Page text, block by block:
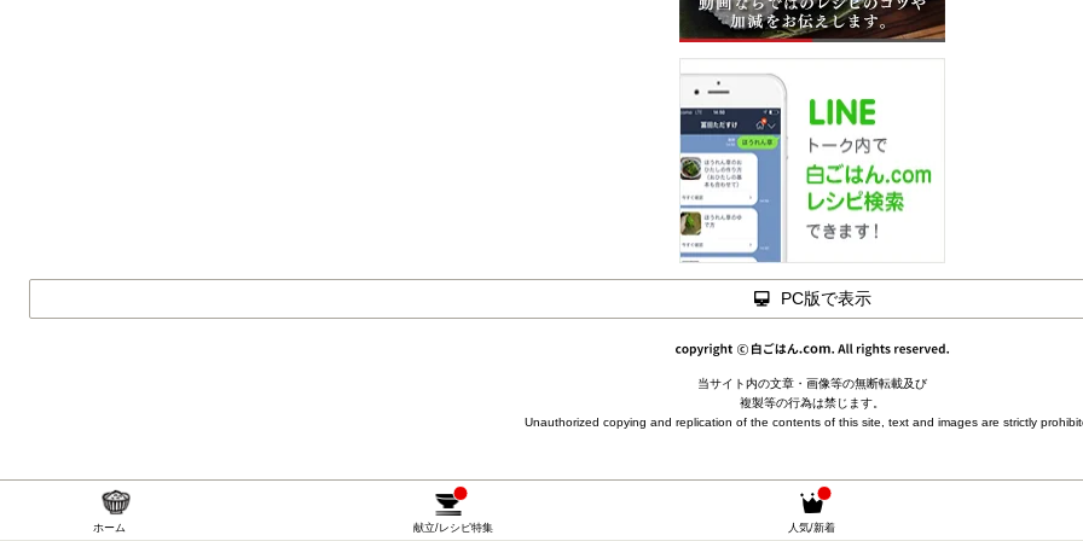
PC版で表示
当サイト内の文章・画像等の無断転載及び
複製等の行為は禁じます。
Unauthorized copying and replication of the contents of this site, text and images are strictly
ホーム 献立/レシピ特集 人気/新着